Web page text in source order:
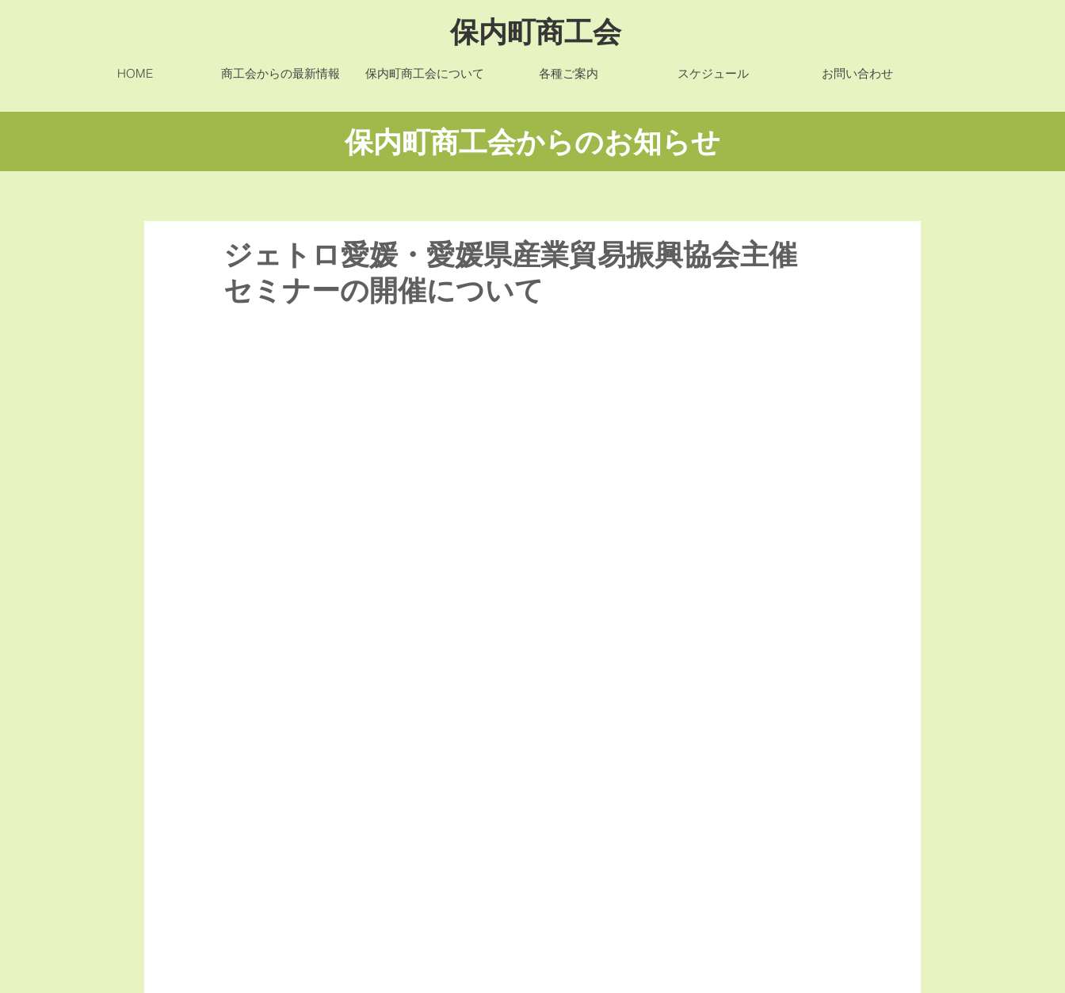
保内町商工会
HOME 商工会からの最新情報 保内町商工会について 各種ご案内 スケジュール お問い合わせ
​保内町商工会からのお知らせ
ジェトロ愛媛・愛媛県産業貿易振興協会主催
セミナーの開催について